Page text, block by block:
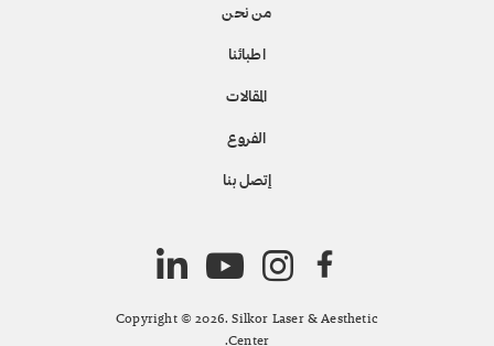
من نحن
اطبائنا
المقالات
الفروع
إتصل بنا
Copyright © 2026. Silkor Laser & Aesthetic
Center.